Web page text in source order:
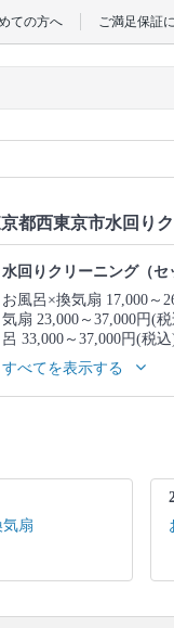
ての方へ ご満足保証
都西東京市水回り
水回りクリーニング（セ
お風呂×換気扇 17,000～
気扇 23,000～37,000円(
呂 33,000～37,000円(税込
×トイレ 39,000～43,000
お風呂×トイレ×洗面所
すべてを表示する
扇